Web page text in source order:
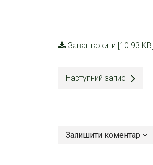
Завантажити [10.93 KB]
Наступний запис
Залишити коментар